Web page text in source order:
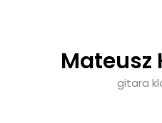
Mateusz
gitara